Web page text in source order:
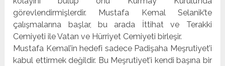
görevlendirmişlerdir. Mustafa Kemal Selanik’te
çalışmalarına başlar, bu arada İttihat ve Terakki
Cemiyeti ile Vatan ve Hürriyet Cemiyeti birleşir.
Mustafa Kemal’in hedefi sadece Padişaha Meşrutiyet’i
kabul ettirmek değildir. Bu Meşrutiyet’i kendi başına bir